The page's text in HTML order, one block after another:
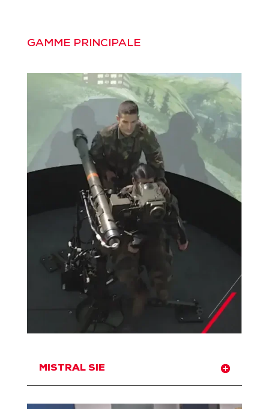
GAMME PRINCIPALE
MISTRAL SIE